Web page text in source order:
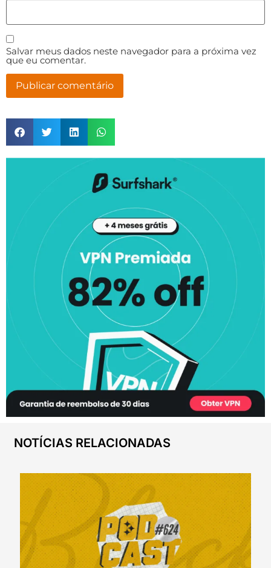
Salvar meus dados neste navegador para a próxima vez
que eu comentar.
NOTÍCIAS RELACIONADAS